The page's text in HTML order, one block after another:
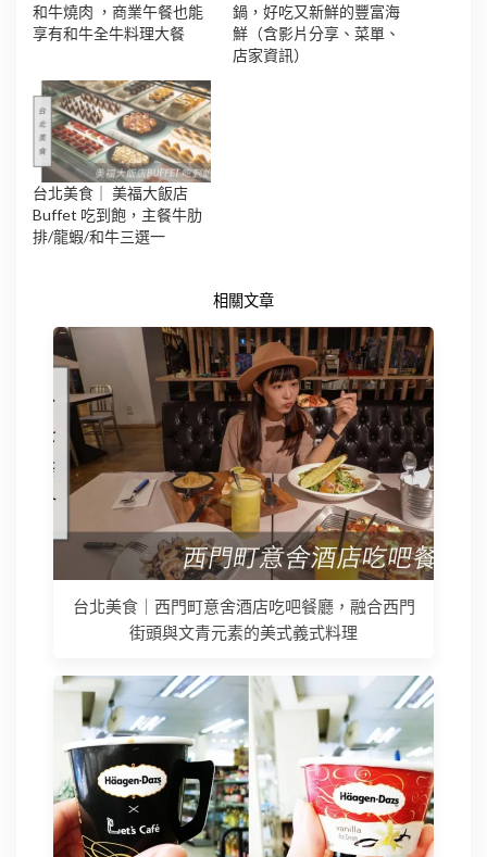
和牛燒肉 ，商業午餐也能
享有和牛全牛料理大餐
鍋，好吃又新鮮的豐富海
鮮（含影片分享、菜單、
店家資訊）
台北美食｜ 美福大飯店
Buffet 吃到飽，主餐牛肋
排/龍蝦/和牛三選一
相關文章
台北美食｜西門町意舍酒店吃吧餐廳，融合西門
街頭與文青元素的美式義式料理